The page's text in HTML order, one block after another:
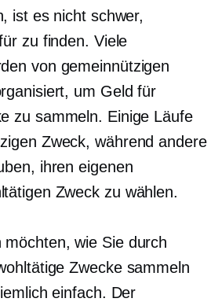
ist es nicht schwer,
zu finden. Viele
von gemeinnützigen
um Geld für
zu sammeln. Einige Läufe
Zweck, während andere
ihren eigenen
Zweck zu wählen.
möchten, wie Sie durch
Zwecke sammeln
einfach. Der